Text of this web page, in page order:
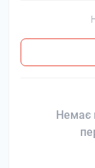
Немає